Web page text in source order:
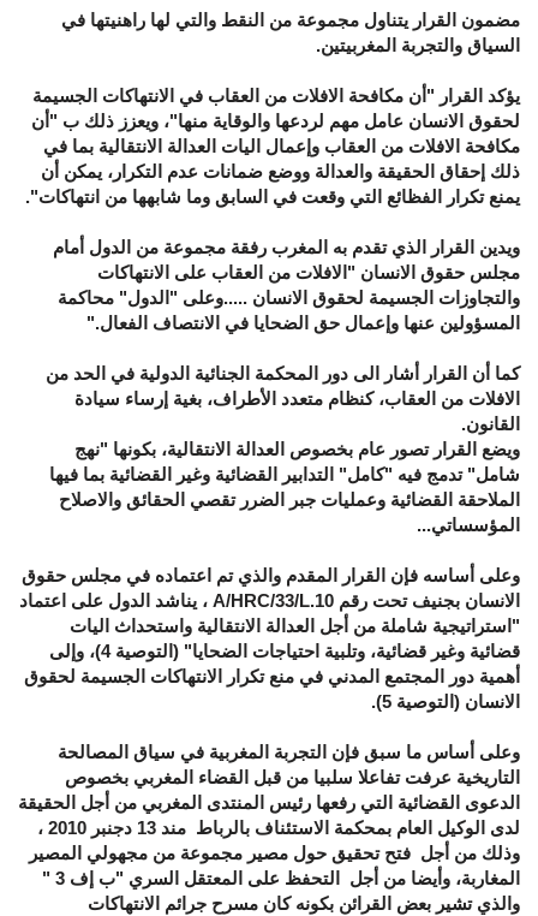
مضمون القرار يتناول مجموعة من النقط والتي لها راهنيتها في
السياق والتجربة المغربيتين.
يؤكد القرار "أن مكافحة الافلات من العقاب في الانتهاكات الجسيمة
لحقوق الانسان عامل مهم لردعها والوقاية منها"، ويعزز ذلك ب "أن
مكافحة الافلات من العقاب وإعمال اليات العدالة الانتقالية بما في
ذلك إحقاق الحقيقة والعدالة ووضع ضمانات عدم التكرار، يمكن أن
يمنع تكرار الفظائع التي وقعت في السابق وما شابهها من انتهاكات".
ويدين القرار الذي تقدم به المغرب رفقة مجموعة من الدول أمام
مجلس حقوق الانسان "الافلات من العقاب على الانتهاكات
والتجاوزات الجسيمة لحقوق الانسان .....وعلى "الدول" محاكمة
المسؤولين عنها وإعمال حق الضحايا في الانتصاف الفعال."
كما أن القرار أشار الى دور المحكمة الجنائية الدولية في الحد من
الافلات من العقاب، كنظام متعدد الأطراف، بغية إرساء سيادة
القانون.
ويضع القرار تصور عام بخصوص العدالة الانتقالية، بكونها "نهج
شامل" تدمج فيه "كامل" التدابير القضائية وغير القضائية بما فيها
الملاحقة القضائية وعمليات جبر الضرر تقصي الحقائق والاصلاح
المؤسساتي...
وعلى أساسه فإن القرار المقدم والذي تم اعتماده في مجلس حقوق
الانسان بجنيف تحت رقم A/HRC/33/L.10 ، يناشد الدول على اعتماد
"استراتيجية شاملة من أجل العدالة الانتقالية واستحداث اليات
قضائية وغير قضائية، وتلبية احتياجات الضحايا" (التوصية 4)، وإلى
أهمية دور المجتمع المدني في منع تكرار الانتهاكات الجسيمة لحقوق
الانسان (التوصية 5).
وعلى أساس ما سبق فإن التجربة المغربية في سياق المصالحة
التاريخية عرفت تفاعلا سلبيا من قبل القضاء المغربي بخصوص
الدعوى القضائية التي رفعها رئيس المنتدى المغربي من أجل الحقيقة
لدى الوكيل العام بمحكمة الاستئناف بالرباط مند 13 دجنبر 2010 ،
وذلك من أجل فتح تحقيق حول مصير مجموعة من مجهولي المصير
المغاربة، وأيضا من أجل التحفظ على المعتقل السري "ب إف 3 "
والذي تشير بعض القرائن بكونه كان مسرح جرائم الانتهاكات